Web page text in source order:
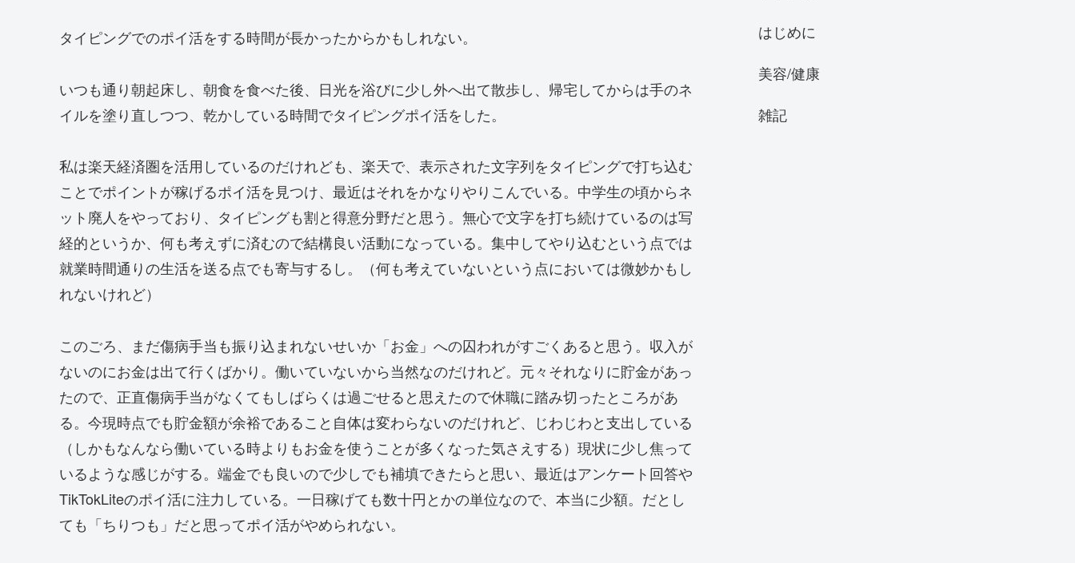
タイピングでのポイ活をする時間が長かったからかもしれない。
いつも通り朝起床し、朝食を食べた後、日光を浴びに少し外へ出て散歩し、帰宅してからは手のネ
イルを塗り直しつつ、乾かしている時間でタイピングポイ活をした。
私は楽天経済圏を活用しているのだけれども、楽天で、表示された文字列をタイピングで打ち込む
ことでポイントが稼げるポイ活を見つけ、最近はそれをかなりやりこんでいる。中学生の頃からネ
ット廃人をやっており、タイピングも割と得意分野だと思う。無心で文字を打ち続けているのは写
経的というか、何も考えずに済むので結構良い活動になっている。集中してやり込むという点では
就業時間通りの生活を送る点でも寄与するし。（何も考えていないという点においては微妙かもし
れないけれど）
このごろ、まだ傷病手当も振り込まれないせいか「お金」への囚われがすごくあると思う。収入が
ないのにお金は出て行くばかり。働いていないから当然なのだけれど。元々それなりに貯金があっ
たので、正直傷病手当がなくてもしばらくは過ごせると思えたので休職に踏み切ったところがあ
る。今現時点でも貯金額が余裕であること自体は変わらないのだけれど、じわじわと支出している
（しかもなんなら働いている時よりもお金を使うことが多くなった気さえする）現状に少し焦って
いるような感じがする。端金でも良いので少しでも補填できたらと思い、最近はアンケート回答や
TikTokLiteのポイ活に注力している。一日稼げても数十円とかの単位なので、本当に少額。だとし
ても「ちりつも」だと思ってポイ活がやめられない。
はじめに
美容/健康
雑記